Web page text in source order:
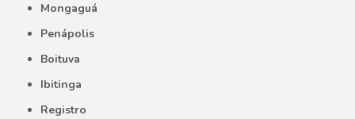
Mongaguá
Penápolis
Boituva
Ibitinga
Registro